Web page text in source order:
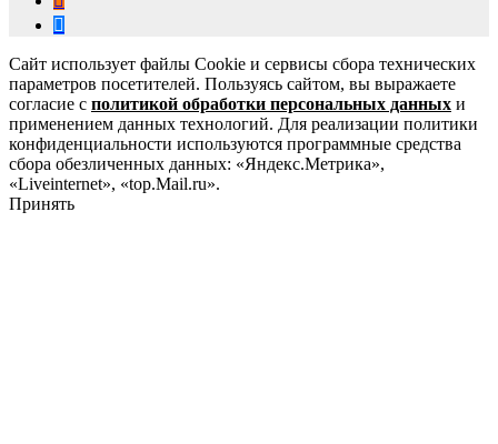
Сайт использует файлы Cookie и сервисы сбора технических
параметров посетителей. Пользуясь сайтом, вы выражаете
согласие с политикой обработки персональных данных и
применением данных технологий. Для реализации политики
конфиденциальности используются программные средства
сбора обезличенных данных: «Яндекс.Метрика»,
«Liveinternet», «top.Mail.ru».
Принять